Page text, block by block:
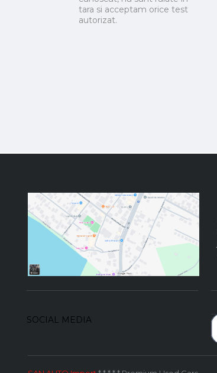
tara si acceptam orice test
autorizat.
SOCIAL MEDIA